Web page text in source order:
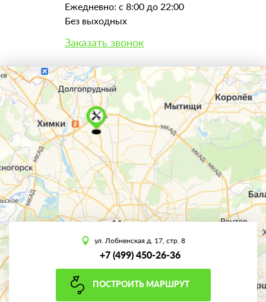
Ежедневно: с 8:00 до 22:00
Без выходных
Заказать звонок
ул. Лобненская д. 17, стр. 8
+7 (499) 450-26-36
ПОСТРОИТЬ МАРШРУТ